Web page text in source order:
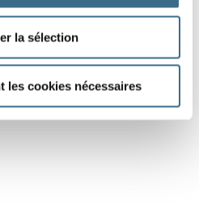
la sélection
les cookies nécessaires